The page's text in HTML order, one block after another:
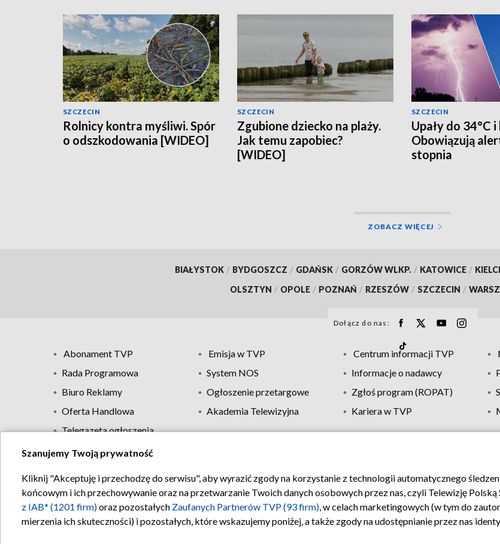
SZCZECIN
Rolnicy kontra myśliwi. Spór
o odszkodowania [WIDEO]
SZCZECIN
Zgubione dziecko na plaży.
Jak temu zapobiec?
[WIDEO]
SZCZECIN
Upały do 34°C
Obowiązują
stopnia
ZOBACZ WIĘCEJ
BIAŁYSTOK / BYDGOSZCZ / GDAŃSK / GORZÓW WLKP. / KATOWICE /
OLSZTYN / OPOLE / POZNAŃ / RZESZÓW / SZCZECIN /
Dołącz do nas:
Abonament TVP Emisja w TVP Centrum informacji TVP
Rada Programowa
System NOS Informacje o nadawcy
Biuro Reklamy
Ogłoszenie przetargowe Zgłoś program (ROPAT)
Oferta Handlowa
Akademia Telewizyjna Kariera w TVP
Telegazeta ogłoszenia
Regulamin TVP Polityka prywatności Moje zgody Pomoc
Szanujemy Twoją prywatność
Kliknij "Akceptuję i przechodzę do serwisu", aby wyrazić zgody na korzystanie z technologii automatycznego
końcowym i ich przechowywanie oraz na przetwarzanie Twoich danych osobowych przez nas, czyli Telewizję Polską
z IAB* (1201 firm)oraz pozostałych Zaufanych Partnerów TVP (93 firm), w celach marketingowych (w tym do
mierzenia ich skuteczności) i pozostałych, które wskazujemy poniżej, a także zgody na udostępnianie przez nas